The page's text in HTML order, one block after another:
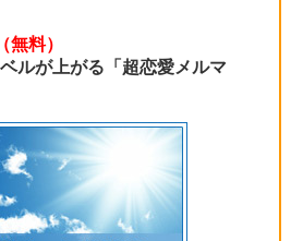
無料）
ルが上がる「超恋愛メルマ